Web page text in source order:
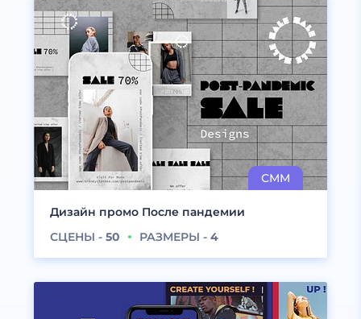
Дизайн промо После пандемии
СЦЕНЫ - 50 РАЗМЕРЫ - 4